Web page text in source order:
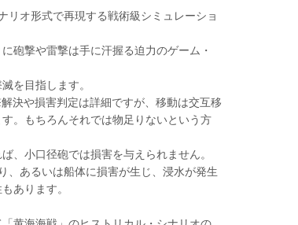
リオ形式で再現する戦術級シミュレーショ
砲撃や雷撃は手に汗握る迫力のゲーム・
を目指します。
決や損害判定は詳細ですが、移動は交互移
。もちろんそれでは物足りないという方
、小口径砲では損害を与えられません。
、あるいは船体に損害が生じ、浸水が発生
あります。